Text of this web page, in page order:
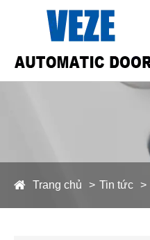
Trang chủ Tin tức